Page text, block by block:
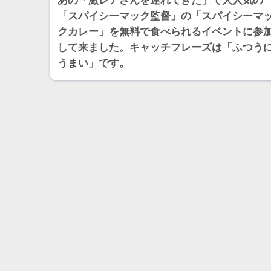
「スパイシーマック監督」の「スパイシーマ
クカレー」を無料で食べられるイベントに参加
して来ました。キャッチフレーズは「ふつう
うまい」です。